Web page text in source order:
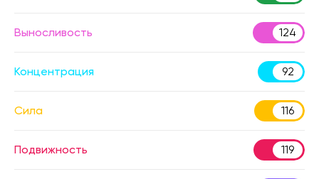
Выносливость 124
Концентрация 92
Сила 116
Подвижность 119